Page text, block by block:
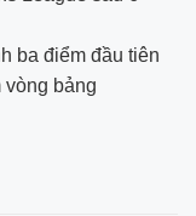
ba điểm đầu tiên
vòng bảng